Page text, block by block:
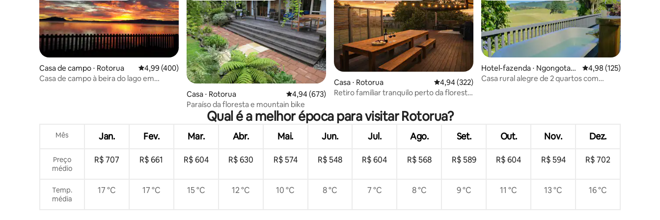
Casa de campo ⋅ Rotorua 4,99 de uma avaliação média de 5, 400 avaliações
4,99 (400)
Casa de campo à beira do lago em
Casa ⋅ Rotorua 4,94 de uma avaliação média de 5, 673 avaliações
4,94 (673)
Paraíso da floresta e mountain bike
Casa ⋅ Rotorua 4,94 de uma avaliação média de 5, 322 avaliações
4,94 (322)
Retiro familiar tranquilo perto da floresta
Hotel-fazenda ⋅ Ngongotah
ā Valley
4,98 de uma avaliação
4,98 (125)
Casa rural alegre de 2 quartos com
Qual é a melhor época para visitar Rotorua?
Mês Jan. Fev. Mar. Abr. Mai. Jun. Jul. Ago. Set. Out. Nov. Dez.
Preço
médio
R$ 707 R$ 661 R$ 604 R$ 630 R$ 574 R$ 548 R$ 604 R$ 568 R$ 589 R$ 604 R$ 594 R$ 702
Temp.
média
17 °C 17 °C 15 °C 12 °C 10 °C 8 °C 7 °C 8 °C 9 °C 11 °C 13 °C 16 °C